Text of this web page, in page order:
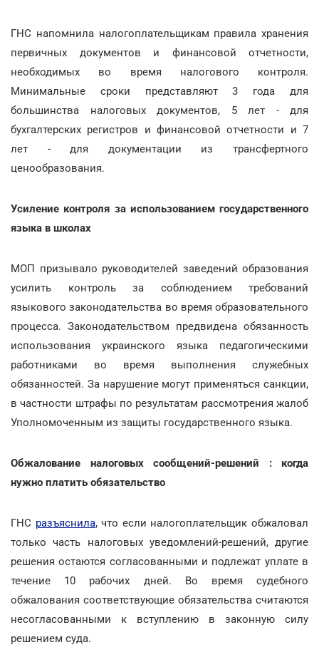
ГНС напомнила налогоплательщикам правила хранения
первичных документов и финансовой отчетности,
необходимых во время налогового контроля.
Минимальные сроки представляют 3 года для
большинства налоговых документов, 5 лет - для
бухгалтерских регистров и финансовой отчетности и 7
лет - для документации из трансфертного
ценообразования.
Усиление контроля за использованием государственного
языка в школах
МОП призывало руководителей заведений образования
усилить контроль за соблюдением требований
языкового законодательства во время образовательного
процесса. Законодательством предвидена обязанность
использования украинского языка педагогическими
работниками во время выполнения служебных
обязанностей. За нарушение могут применяться санкции,
в частности штрафы по результатам рассмотрения жалоб
Уполномоченным из защиты государственного языка.
Обжалование налоговых сообщений-решений : когда
нужно платить обязательство
ГНС разъяснила, что если налогоплательщик обжаловал
только часть налоговых уведомлений-решений, другие
решения остаются согласованными и подлежат уплате в
течение 10 рабочих дней. Во время судебного
обжалования соответствующие обязательства считаются
несогласованными к вступлению в законную силу
решением суда.